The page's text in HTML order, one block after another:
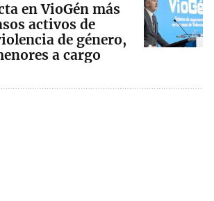
en VioGén más
activos de
de género,
a cargo